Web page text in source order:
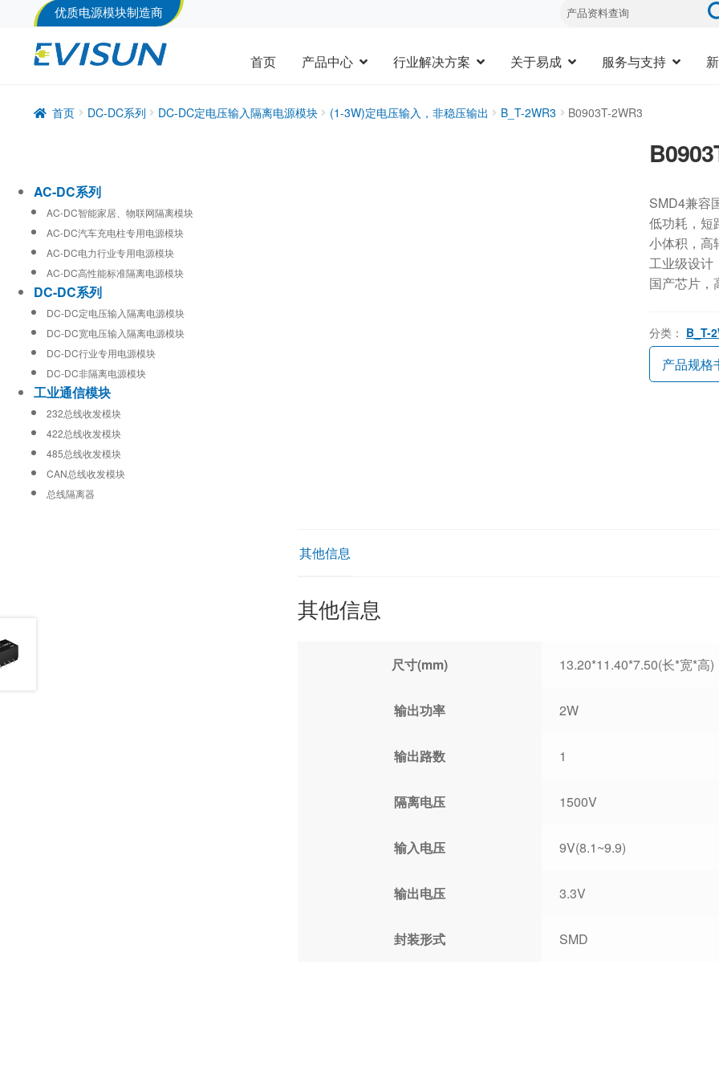
优质电源模块制造商
首页 产品中心 行业解决方案 关于易成 服务与支持
首页 DC-DC系列 DC-DC定电压输入隔离电源模块 (1-3W)定电压输入，非稳压输出 B_T-2WR3 B0903T-2WR3
SMD4兼容
低功耗，短
小体积，高
工业级设计
国产芯片，
分类： B_T-
产品规格
其他信息
其他信息
尺寸(mm) 13.20*11.40*7.50(长*宽*高)
输出功率 2W
输出路数 1
隔离电压 1500V
输入电压 9V(8.1~9.9)
输出电压 3.3V
封装形式 SMD
AC-DC系列
AC-DC智能家居、物联网隔离模块
AC-DC汽车充电柱专用电源模块
AC-DC电力行业专用电源模块
AC-DC高性能标准隔离电源模块
DC-DC系列
DC-DC定电压输入隔离电源模块
DC-DC宽电压输入隔离电源模块
DC-DC行业专用电源模块
DC-DC非隔离电源模块
工业通信模块
232总线收发模块
422总线收发模块
485总线收发模块
CAN总线收发模块
总线隔离器